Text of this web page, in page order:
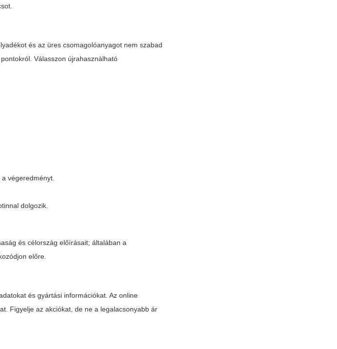
és az üres csomagolóanyagot nem szabad
Válasszon újrahasználható
végeredményt.
dolgozik.
és célország előírásait; általában a
előre.
és gyártási információkat. Az online
Figyelje az akciókat, de ne a legalacsonyabb ár